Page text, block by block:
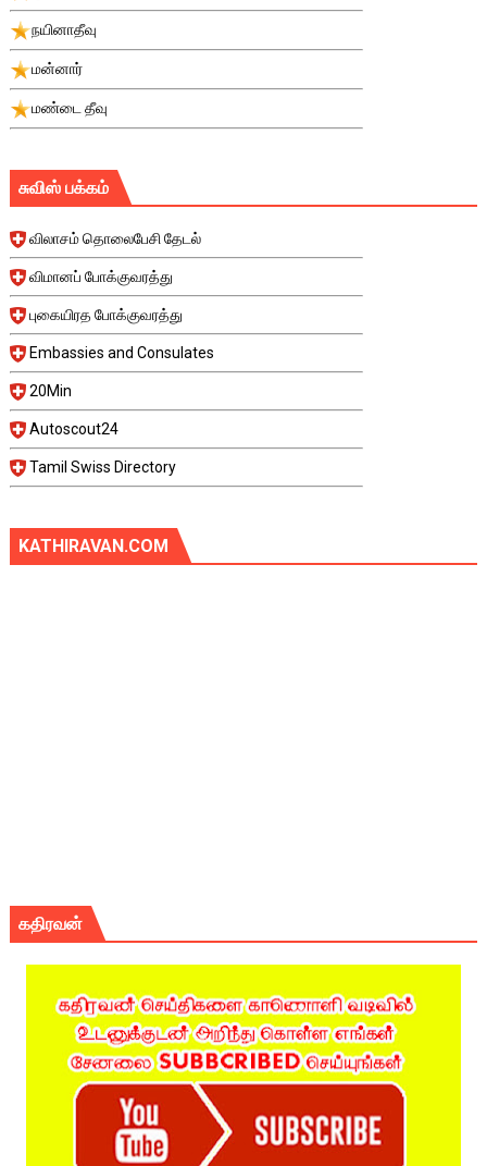
நயினாதீவு
மன்னார்
மண்டை தீவு
சுவிஸ் பக்கம்
விலாசம் தொலைபேசி தேடல்
விமானப் போக்குவரத்து
புகையிரத போக்குவரத்து
Embassies and Consulates
20Min
Autoscout24
Tamil Swiss Directory
KATHIRAVAN.COM
கதிரவன்